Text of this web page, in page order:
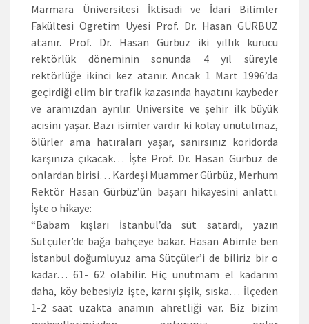
Marmara Üniversitesi İktisadi ve İdari Bilimler
Fakültesi Ögretim Üyesi Prof. Dr. Hasan GÜRBÜZ
atanır. Prof. Dr. Hasan Gürbüz iki yıllık kurucu
rektörlük döneminin sonunda 4 yıl süreyle
rektörlüğe ikinci kez atanır. Ancak 1 Mart 1996’da
geçirdiği elim bir trafik kazasında hayatını kaybeder
ve aramızdan ayrılır. Üniversite ve şehir ilk büyük
acısinı yaşar. Bazı isimler vardır ki kolay unutulmaz,
ölürler ama hatıraları yaşar, sanırsınız koridorda
karşınıza çıkacak… İşte Prof. Dr. Hasan Gürbüz de
onlardan birisi… Kardeşi Muammer Gürbüz, Merhum
Rektör Hasan Gürbüz’ün başarı hikayesini anlattı.
İşte o hikaye:
“Babam kışları İstanbul’da süt satardı, yazın
Sütçüler’de bağa bahçeye bakar. Hasan Abimle ben
İstanbul doğumluyuz ama Sütçüler’i de biliriz bir o
kadar… 61- 62 olabilir. Hiç unutmam el kadarım
daha, köy bebesiyiz işte, karnı şişik, sıska… İlçeden
1-2 saat uzakta anamın ahretliği var. Biz bizim